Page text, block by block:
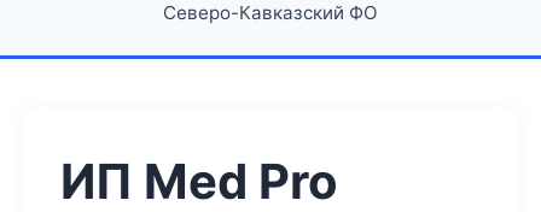
Северо-Кавказский ФО
ИП Med Pro